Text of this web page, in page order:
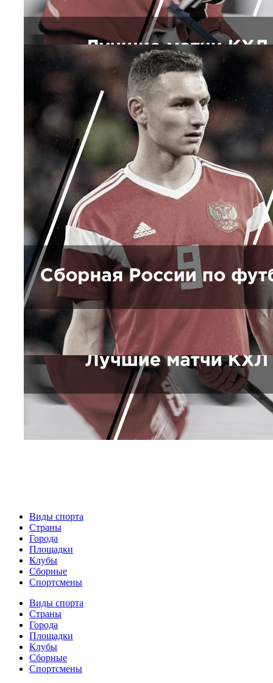
Виды спорта
Страны
Города
Площадки
Клубы
Сборные
Спортсмены
Виды спорта
Страны
Города
Площадки
Клубы
Сборные
Спортсмены